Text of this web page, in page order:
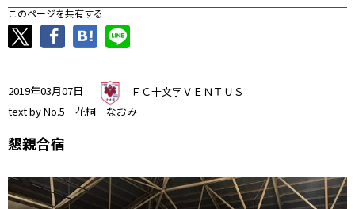
このページを共有する
2019年03月07日
ＦＣ十文字ＶＥＮＴＵＳ
text by No.5 花桐 なおみ
懇親合宿